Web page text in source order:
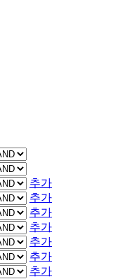
추가
추가
추가
추가
추가
추가
추가